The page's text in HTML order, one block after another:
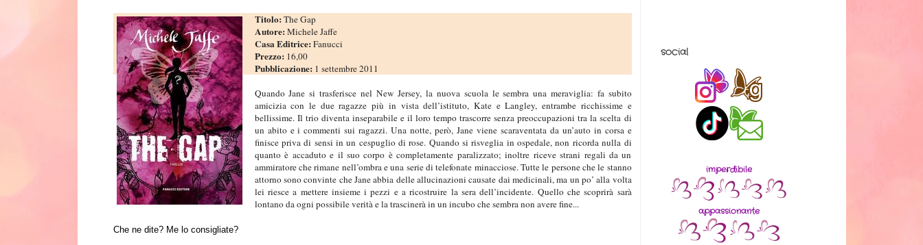
Titolo:The Gap
Autore:Michele Jaffe
Casa Editrice:Fanucci
Prezzo:16,00
Pubblicazione: 1 settembre 2011
Quando Jane si trasferisce nel New Jersey, la nuova scuola le sembra una meraviglia: fa subito
amicizia con le due ragazze più in vista dell’istituto, Kate e Langley, entrambe ricchissime e
bellissime. Il trio diventa inseparabile e il loro tempo trascorre senza preoccupazioni tra la scelta di
un abito e i commenti sui ragazzi. Una notte, però, Jane viene scaraventata da un’auto in corsa e
finisce priva di sensi in un cespuglio di rose. Quando si risveglia in ospedale, non ricorda nulla di
quanto è accaduto e il suo corpo è completamente paralizzato; inoltre riceve strani regali da un
ammiratore che rimane nell’ombra e una serie di telefonate minacciose. Tutte le persone che le stanno
attorno sono convinte che Jane abbia delle allucinazioni causate dai medicinali, ma un po’ alla volta
lei riesce a mettere insieme i pezzi e a ricostruire la sera dell’incidente. Quello che scoprirà sarà
lontano da ogni possibile verità e la trascinerà in un incubo che sembra non avere fine...
Che ne dite? Me lo consigliate?
social
imperdibile
appassionante